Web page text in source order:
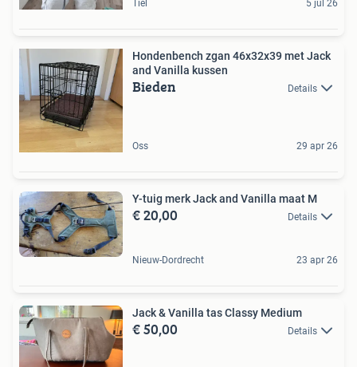
Tiel 5 jul 26
Hondenbench zgan 46x32x39 met Jack
and Vanilla kussen
Bieden Details
Oss 29 apr 26
Y-tuig merk Jack and Vanilla maat M
€ 20,00 Details
Nieuw-Dordrecht 23 apr 26
Jack & Vanilla tas Classy Medium
€ 50,00 Details